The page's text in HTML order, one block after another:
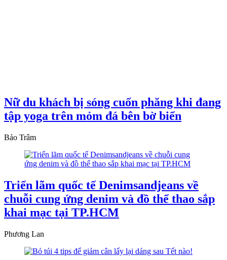
Nữ du khách bị sóng cuốn phăng khi đang
tập yoga trên mỏm đá bên bờ biển
Bảo Trâm
Triển lãm quốc tế Denimsandjeans về
chuỗi cung ứng denim và đồ thể thao sắp
khai mạc tại TP.HCM
Phương Lan